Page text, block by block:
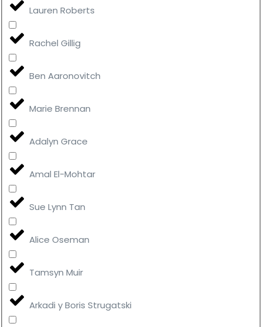
Lauren Roberts
Rachel Gillig
Ben Aaronovitch
Marie Brennan
Adalyn Grace
Amal El-Mohtar
Sue Lynn Tan
Alice Oseman
Tamsyn Muir
Arkadi y Boris Strugatski